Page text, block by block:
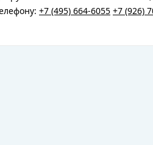
+7 (495) 664-6055 +7 (926)